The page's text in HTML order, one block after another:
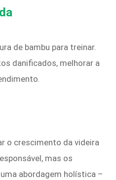
de bambu para treinar.
danificados, melhorar a
o crescimento da videira
mas os
abordagem holística –